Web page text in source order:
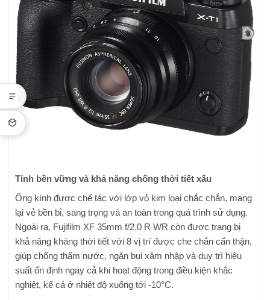
Tính bền vững và khả năng chống thời tiết xấu
Ống kính được chế tác với lớp vỏ kim loại chắc chắn, mang
lại vẻ bền bỉ, sang trọng và an toàn trong quá trình sử dụng.
Ngoài ra, Fujifilm XF 35mm f/2.0 R WR còn được trang bị
khả năng kháng thời tiết với 8 vị trí được che chắn cẩn thận,
giúp chống thấm nước, ngăn bụi xâm nhập và duy trì hiệu
suất ổn định ngay cả khi hoạt động trong điều kiện khắc
nghiệt, kể cả ở nhiệt độ xuống tới -10°C.